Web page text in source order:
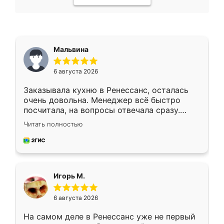
Мальвина
6 августа 2026
Заказывала кухню в Ренессанс, осталась
очень довольна. Менеджер всё быстро
посчитала, на вопросы отвечала сразу.
Замерщик приехал в субботу, подошёл к
делу со всей ответственностью. Собрали
за день, ребята работали аккуратно, даже
Читать полностью
Игорь М.
6 августа 2026
На самом деле в Ренессанс уже не первый